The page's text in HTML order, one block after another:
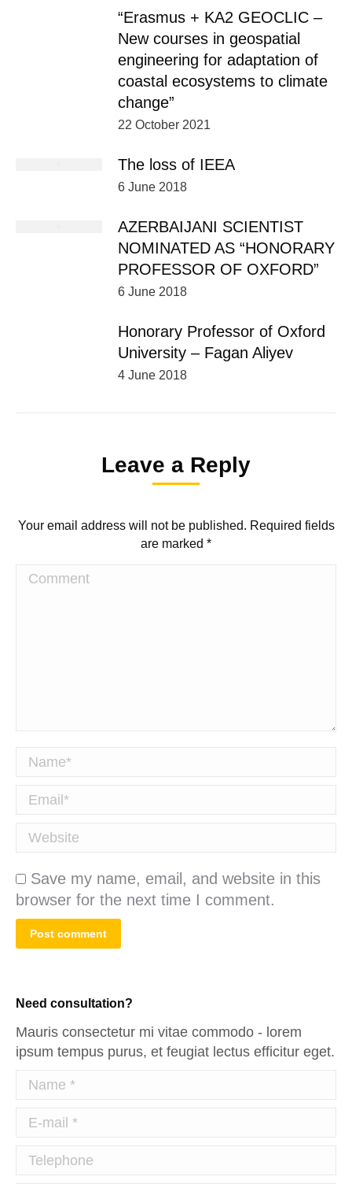
“Erasmus + KA2 GEOCLIC –
New courses in geospatial
engineering for adaptation of
coastal ecosystems to climate
change”
22 October 2021
The loss of IEEA
6 June 2018
AZERBAIJANI SCIENTIST
NOMINATED AS “HONORARY
PROFESSOR OF OXFORD”
6 June 2018
Honorary Professor of Oxford
University – Fagan Aliyev
4 June 2018
Leave a Reply
Your email address will not be published. Required fields
are marked *
Comment
Name *
Email *
Website
Save my name, email, and website in this
browser for the next time I comment.
Post comment
Need consultation?
Mauris consectetur mi vitae commodo - lorem
ipsum tempus purus, et feugiat lectus efficitur eget.
Name *
E-mail *
Telephone